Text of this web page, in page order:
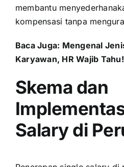
membantu
kompensasi tanpa
Baca Juga: Mengenal
Karyawan, HR Wajib Tahu!
Skema dan
Salary di